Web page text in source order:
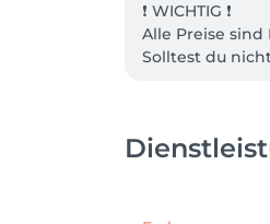
❗️ WICHTIG ❗️
Alle Preise
Solltest du
Kurze Haare: